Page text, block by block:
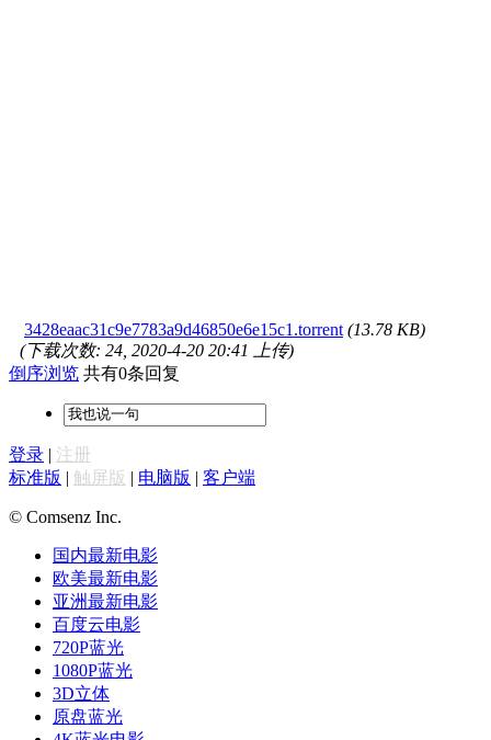
3428eaac31c9e7783a9d46850e6e15c1.torrent (13.78 KB)
(下载次数: 24, 2020-4-20 20:41 上传)
倒序浏览 共有0条回复
登录 | 注册
标准版 | 触屏版 | 电脑版 | 客户端
© Comsenz Inc.
国内最新电影
欧美最新电影
亚洲最新电影
百度云电影
720P蓝光
1080P蓝光
3D立体
原盘蓝光